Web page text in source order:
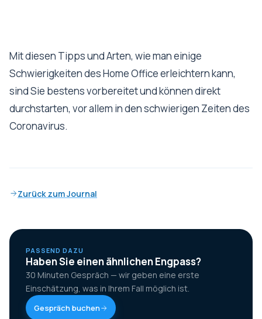
Mit diesen Tipps und Arten, wie man einige
Schwierigkeiten des Home Office erleichtern kann,
sind Sie bestens vorbereitet und können direkt
durchstarten, vor allem in den schwierigen Zeiten des
Coronavirus.
Zurück zum Journal
PASSEND DAZU
Haben Sie einen ähnlichen Engpass?
30 Minuten Gespräch — wir geben eine erste
Einschätzung, was in Ihrem Fall möglich ist.
Gespräch buchen